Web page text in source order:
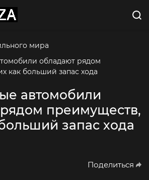
мира
обладают рядом
как больший запас хода
автомобили
преимуществ,
запас хода
Поделиться